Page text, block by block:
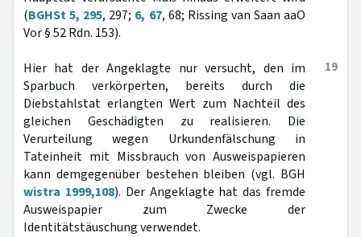
(BGHSt 5, 295, 297; 6, 67, 68; Rissing van Saan aaO
Vor § 52 Rdn. 153).
19
Hier hat der Angeklagte nur versucht, den im
Sparbuch verkörperten, bereits durch die
Diebstahlstat erlangten Wert zum Nachteil des
gleichen Geschädigten zu realisieren. Die
Verurteilung wegen Urkundenfälschung in
Tateinheit mit Missbrauch von Ausweispapieren
kann demgegenüber bestehen bleiben (vgl. BGH
wistra 1999,108). Der Angeklagte hat das fremde
Ausweispapier zum Zwecke der
Identitätstäuschung verwendet.